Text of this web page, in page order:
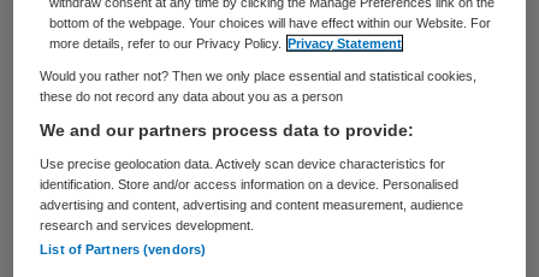
procent gestegenzijn. In het tweede
kwartaal komt daar nog 2,3 procent
bovenop.
Grote verschillen
De verschillen tussen tandartstarieven zijn
volgens het rapport
bottom of the webpage. Your choices will have effect within our Website. For
more details, refer to our Privacy Policy.
Privacy Statement
Would you rather not? Then we only place essential and statistical cookies,
these do not record any data about you as a person
We and our partners process data to provide:
Use precise geolocation data. Actively scan device characteristics for
identification. Store and/or access information on a device. Personalised
advertising and content, advertising and content measurement, audience
research and services development.
List of Partners (vendors)